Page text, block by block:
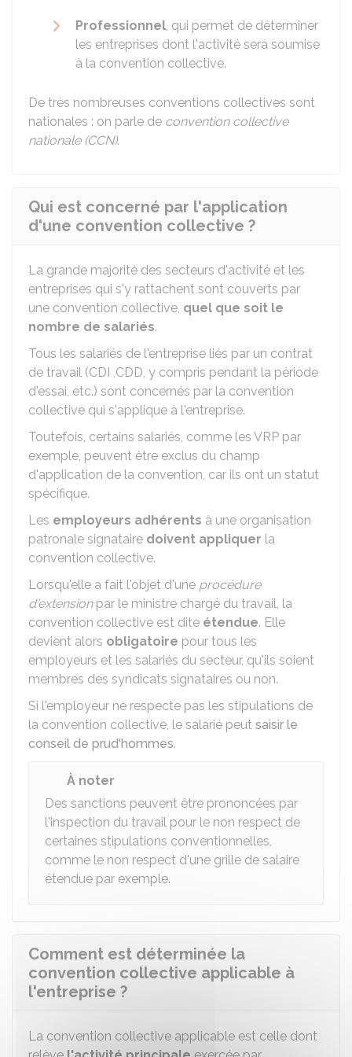
Professionnel, qui permet de déterminer
les entreprises dont l'activité sera soumise
à la convention collective.
De très nombreuses conventions collectives sont
nationales : on parle de convention collective
nationale (CCN).
Qui est concerné par l'application
d'une convention collective ?
La grande majorité des secteurs d'activité et les
entreprises qui s'y rattachent sont couverts par
une convention collective, quel que soit le
nombre de salariés.
Tous les salariés de l'entreprise liés par un contrat
de travail (CDI ,CDD, y compris pendant la période
d'essai, etc.) sont concernés par la convention
collective qui s'applique à l'entreprise.
Toutefois, certains salariés, comme les VRP par
exemple, peuvent être exclus du champ
d'application de la convention, car ils ont un statut
spécifique.
Les employeurs adhérents à une organisation
patronale signataire doivent appliquer la
convention collective.
Lorsqu'elle a fait l'objet d'une procédure
d'extensionpar le ministre chargé du travail, la
convention collective est dite étendue. Elle
devient alors obligatoire pour tous les
employeurs et les salariés du secteur, qu'ils soient
membres des syndicats signataires ou non.
Si l'employeur ne respecte pas les stipulations de
la convention collective, le salarié peut saisir le
conseil de prud'hommes.
À noter
Des sanctions peuvent être prononcées par
l'inspection du travail pour le non respect de
certaines stipulations conventionnelles,
comme le non respect d'une grille de salaire
étendue par exemple.
Comment est déterminée la
convention collective applicable à
l'entreprise ?
La convention collective applicable est celle dont